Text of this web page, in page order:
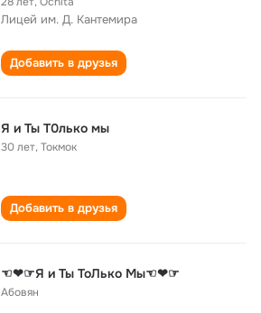
Лицей им. Д. Кантемира
Добавить в друзья
Я и Ты Т0лько мы
30 лет,Токмок
Добавить в друзья
☜❤☞Я и Ты ТоЛько Мы☜❤☞
Абовян